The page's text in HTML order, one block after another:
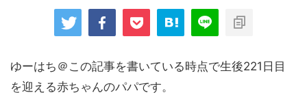
ゆーはち＠この記事を書いている時点で生後221日目
を迎える赤ちゃんのパパです。